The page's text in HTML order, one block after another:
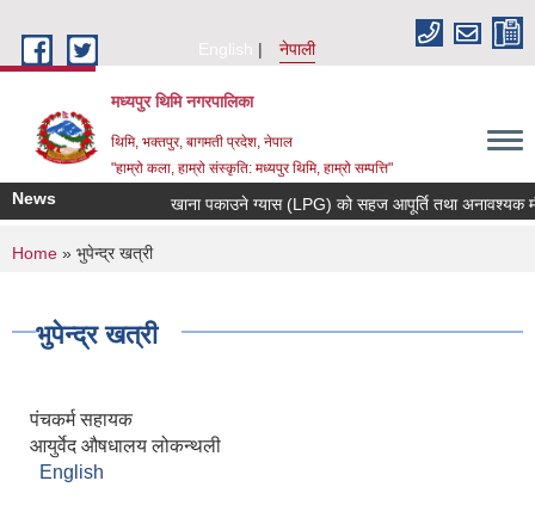
English
नेपाली
मध्यपुर थिमि नगरपालिका
थिमि, भक्तपुर, बागमती प्रदेश, नेपाल
"हाम्रो कला, हाम्रो संस्कृति: मध्यपुर थिमि, हाम्रो सम्पत्ति"
News खाना पकाउने ग्यास (LPG) को सहज आपूर्ति तथा अनावश्यक
You are here
Home » भुपेन्द्र खत्री
भुपेन्द्र खत्री
पंचकर्म सहायक
आयुर्वेद ‍औषधालय लोकन्थली
English